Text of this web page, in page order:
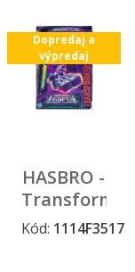
HASBRO -
Generations
Dopredaj a
Kód: 1114F3517
Dopredaj a
výpredaj